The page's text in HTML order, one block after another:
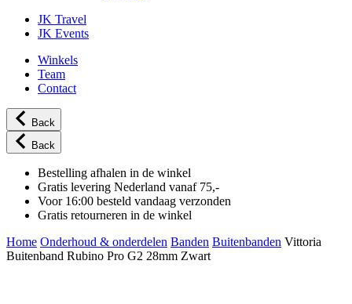
JK Travel
JK Events
Winkels
Team
Contact
Back
Back
Bestelling afhalen in de winkel
Gratis levering Nederland vanaf 75,-
Voor 16:00 besteld vandaag verzonden
Gratis retourneren in de winkel
Home Onderhoud & onderdelen Banden Buitenbanden Vittoria
Buitenband Rubino Pro G2 28mm Zwart